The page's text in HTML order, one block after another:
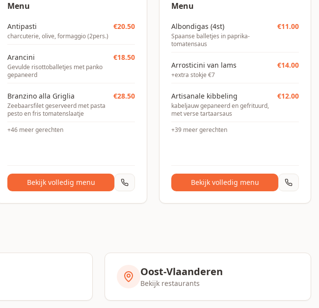
Menu
Antipasti
charcuterie, olive, formaggio (2pers.)
€20.50
Arancini
Gevulde risottoballetjes met panko
gepaneerd
€18.50
Branzino alla Griglia
Zeebaarsfilet geserveerd met pasta
pesto en fris tomatenslaatje
€28.50
+46 meer gerechten
Bekijk volledig menu
Menu
Albondigas (4st)
Spaanse balletjes in paprika-
tomatensaus
€11.00
Arrosticini van lams
+extra stokje €7
€14.00
Artisanale kibbeling
kabeljauw gepaneerd en gefrituurd,
met verse tartaarsaus
€12.00
+39 meer gerechten
Bekijk volledig menu
Oost-Vlaanderen
Bekijk restaurants